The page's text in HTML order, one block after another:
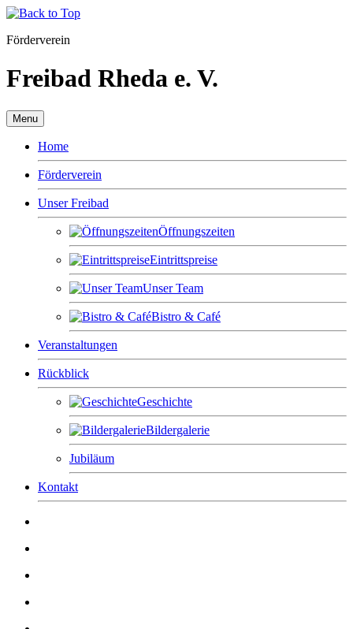
Förderverein
Freibad Rheda e. V.
Menu
Home
Förderverein
Unser Freibad
Öffnungszeiten
Eintrittspreise
Unser Team
Bistro & Café
Veranstaltungen
Rückblick
Geschichte
Bildergalerie
Jubiläum
Kontakt